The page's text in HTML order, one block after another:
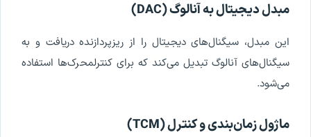
مبدلدیجیتالبهآنالوگ(
DAC
)
این مبدل، سیگنالهای دیجیتال را از ریزپردازنده دریافت و به
سیگنالهای آنالوگ تبدیل میکند که برای کنترلمحرکها استفاده
میشود.
ماژولزمانبندیوکنترل(
TCM
)